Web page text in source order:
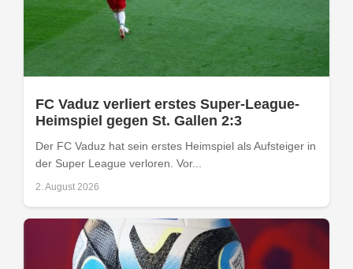
FC Vaduz verliert erstes Super-League-
Heimspiel gegen St. Gallen 2:3
Der FC Vaduz hat sein erstes Heimspiel als Aufsteiger in
der Super League verloren. Vor...
2. August 2026